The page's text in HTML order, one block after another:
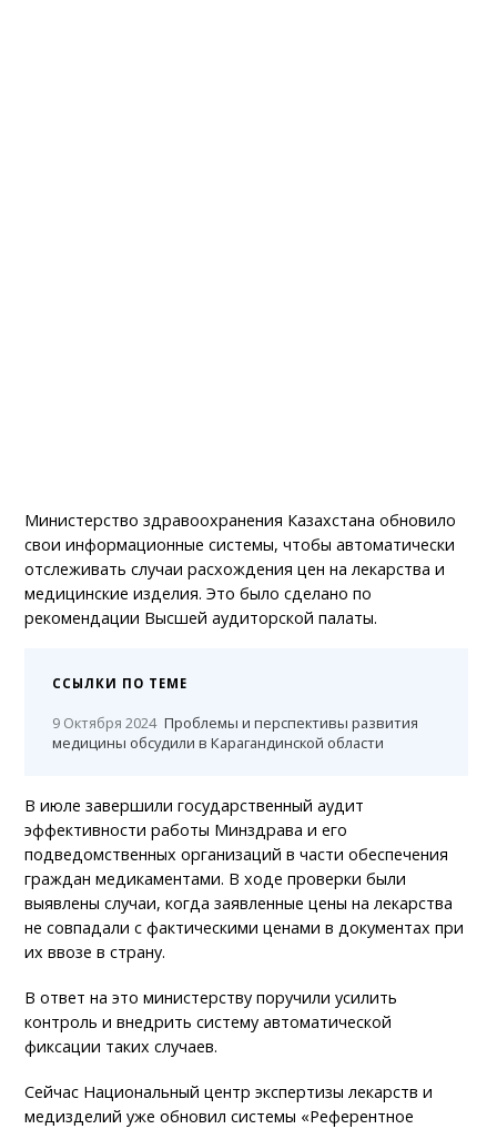
Министерство здравоохранения Казахстана обновило
свои информационные системы, чтобы автоматически
отслеживать случаи расхождения цен на лекарства и
медицинские изделия. Это было сделано по
рекомендации Высшей аудиторской палаты.
ССЫЛКИ ПО ТЕМЕ
9 Октября 2024 Проблемы и перспективы развития
медицины обсудили в Карагандинской области
В июле завершили государственный аудит
эффективности работы Минздрава и его
подведомственных организаций в части обеспечения
граждан медикаментами. В ходе проверки были
выявлены случаи, когда заявленные цены на лекарства
не совпадали с фактическими ценами в документах при
их ввозе в страну.
В ответ на это министерству поручили усилить
контроль и внедрить систему автоматической
фиксации таких случаев.
Сейчас Национальный центр экспертизы лекарств и
медизделий уже обновил системы «Референтное